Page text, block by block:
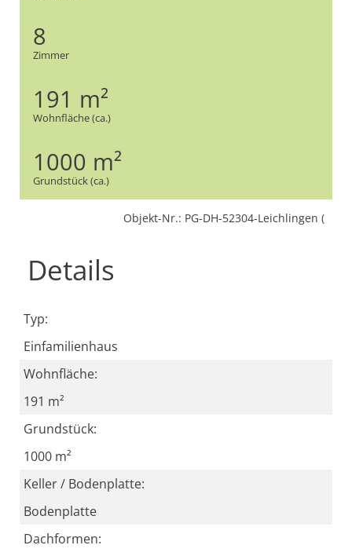
8
Zimmer
191 m²
Wohnfläche (ca.)
1000 m²
Grundstück (ca.)
Objekt-Nr.: PG-DH-52304-Leichlingen (
Details
Typ:
Einfamilienhaus
Wohnfläche:
191 m²
Grundstück:
1000 m²
Keller / Bodenplatte:
Bodenplatte
Dachformen: